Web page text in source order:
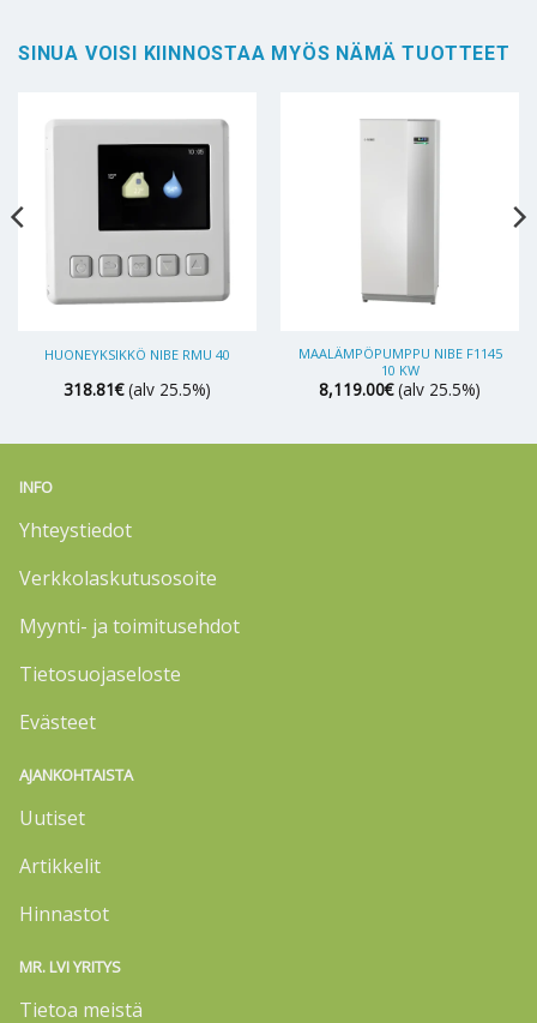
SINUA VOISI KIINNOSTAA MYÖS NÄMÄ TUOTTEET
HUONEYKSIKKÖ NIBE RMU 40
318.81€ (alv 25.5%)
MAALÄMPÖPUMPPU NIBE F1145
10 KW
8,119.00€ (alv 25.5%)
INFO
Yhteystiedot
Verkkolaskutusosoite
Myynti- ja toimitusehdot
Tietosuojaseloste
Evästeet
AJANKOHTAISTA
Uutiset
Artikkelit
Hinnastot
MR. LVI YRITYS
Tietoa meistä